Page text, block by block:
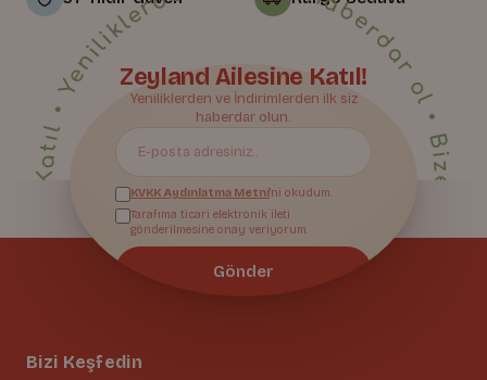
Bizi Keşfedin
Bize Katıl• Yeniliklerden ilk sen haberdar ol • Bize Katıl • Yeniliklerden ilk sen haberdar ol • Bize Katıl • Yeniliklerden ilk sen haberdar ol • Bize Katıl • Yeniliklerden ilk sen haberdar ol • Bize Katıl • Yeniliklerden ilk sen haberdar ol • Bize Katıl • Yeniliklerden ilk sen haberdar ol • Bize Katıl • Yeniliklerden ilk sen haberdar ol • Bize Katıl • Yeniliklerden ilk sen haberdar ol • Bize Katıl • Yeniliklerden ilk sen haberdar ol • Bize Katıl • Yeniliklerden ilk sen haberdar ol • Bize Katıl • Yeniliklerden ilk sen haberdar ol • Bize Katıl • Yeniliklerden ilk sen haberdar ol • Bize Katıl • Yeniliklerden ilk sen haberdar ol • Bize Katıl • Yeniliklerden ilk sen haberdar ol • Bize Katıl • Yeniliklerden ilk sen haberdar ol • Bize Katıl • Yeniliklerden ilk sen haberdar ol • Bize Katıl • Yeniliklerden ilk sen haberdar ol • Bize Katıl • Yeniliklerden ilk sen haberdar ol • Bize Katıl • Yeniliklerden ilk sen haberdar ol •
Zeyland Ailesine Katıl!
Yeniliklerden ve İndirimlerden ilk siz
haberdar olun.
KVKK Aydınlatma Metni'ni okudum.
Tarafıma ticari elektronik ileti
gönderilmesine onay veriyorum.
Gönder